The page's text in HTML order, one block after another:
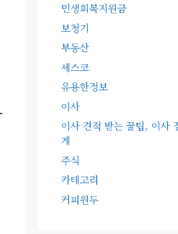
민생회복지원금
보청기
부동산
세스코
유용한정보
이사
이사 견적 받는 꿀팁, 이사
게
주식
카테고리
커피원두